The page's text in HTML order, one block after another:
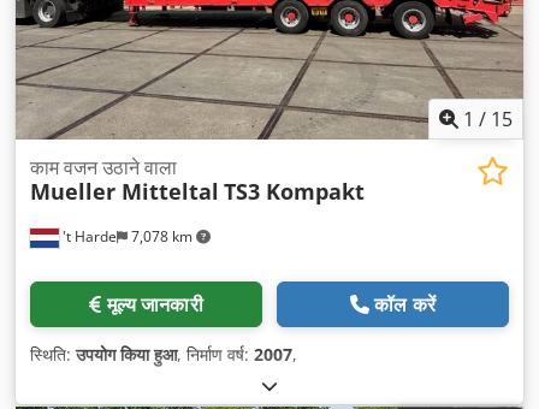
1 / 15
't Harde 7,078 km
काम वजन उठाने वाला
Mueller Mitteltal TS3 Kompakt
मूल्य जानकारी कॉल करें
स्थिति:उपयोग किया हुआ, निर्माण वर्ष: 2007,